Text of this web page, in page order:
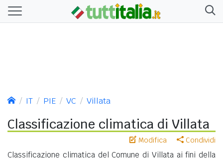
IT PIE VC Villata
Classificazione climatica di Villata
Modifica Condividi
Classificazione climatica del Comune di Villata ai fini della